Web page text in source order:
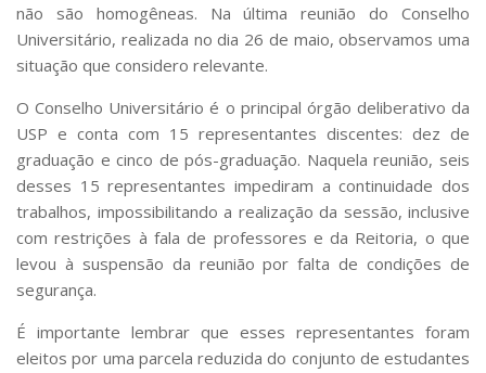
não são homogêneas. Na última reunião do Conselho
Universitário, realizada no dia 26 de maio, observamos uma
situação que considero relevante.
O Conselho Universitário é o principal órgão deliberativo da
USP e conta com 15 representantes discentes: dez de
graduação e cinco de pós-graduação. Naquela reunião, seis
desses 15 representantes impediram a continuidade dos
trabalhos, impossibilitando a realização da sessão, inclusive
com restrições à fala de professores e da Reitoria, o que
levou à suspensão da reunião por falta de condições de
segurança.
É importante lembrar que esses representantes foram
eleitos por uma parcela reduzida do conjunto de estudantes